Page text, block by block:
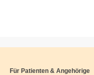
Für Patienten & Angehörige